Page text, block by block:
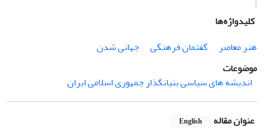
کلیدواژه‌ها
هنر معاصر
گفتمان فرهنگی
جهانی شدن
موضوعات
اندیشه های سیاسی بنیانگذار جمهوری اسلامی ایران
عنوان مقاله English